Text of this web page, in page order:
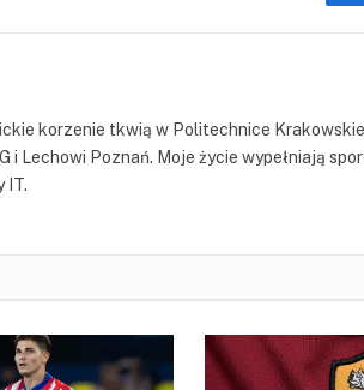
korzenie tkwią w Politechnice
Lechowi Poznań. Moje życie wypełniają
IT.